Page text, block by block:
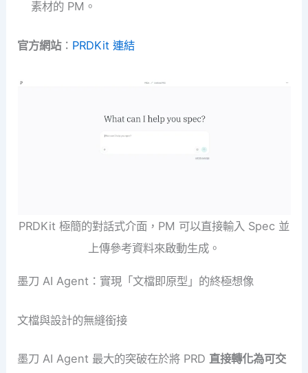
素材的 PM。
官方網站： PRDKit 連結
PRDKit 極簡的對話式介面，PM 可以直接輸入 Spec 並
上傳參考資料來啟動生成。
墨刀 AI Agent：實現「文檔即原型」的終極想像
文檔與設計的無縫銜接
墨刀 AI Agent 最大的突破在於將 PRD 直接轉化為可交